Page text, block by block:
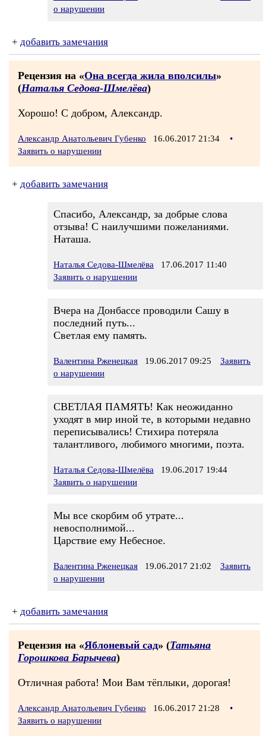
о нарушении
+ добавить замечания
Рецензия на «Она всегда жила вполсилы»
(Наталья Седова-Шмелёва)
Хорошо! С добром, Александр.
Александр Анатольевич Губенко 16.06.2017 21:34
•
Заявить о нарушении
+ добавить замечания
Спасибо, Александр, за добрые слова
отзыва! С наилучшими пожеланиями.
Наташа.
Наталья Седова-Шмелёва 17.06.2017 11:40
Заявить о нарушении
Вчера на Донбассе проводили Сашу в
последний путь...
Светлая ему память.
Валентина Рженецкая 19.06.2017 09:25
Заявить
о нарушении
СВЕТЛАЯ ПАМЯТЬ! Как неожиданно
уходят в мир иной те, в которыми недавно
переписывались! Стихира потеряла
талантливого, любимого многими, поэта.
Наталья Седова-Шмелёва 19.06.2017 19:44
Заявить о нарушении
Мы все скорбим об утрате...
невосполнимой...
Царствие ему Небесное.
Валентина Рженецкая 19.06.2017 21:02
Заявить
о нарушении
+ добавить замечания
Рецензия на «Яблоневый сад» (Татьяна
Горошкова Барычева)
Отличная работа! Мои Вам тёплыки, дорогая!
Александр Анатольевич Губенко 16.06.2017 21:28
•
Заявить о нарушении